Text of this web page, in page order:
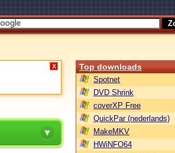
X Top downloads
Spotnet
DVD Shrink
coverXP Free
QuickPar (nederlands)
MakeMKV
HWiNFO64